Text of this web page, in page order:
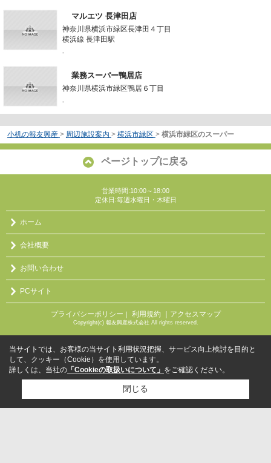
マルエツ 長津田店
神奈川県横浜市緑区長津田４丁目
横浜線 長津田駅
-
業務スーパー鴨居店
神奈川県横浜市緑区鴨居６丁目
-
小机の報友興産 > 周辺施設案内 > 横浜市緑区 > 横浜市緑区のスーパー
ページトップに戻る
営業時間:10:00～18:00
定休日:毎週水曜日・木曜日
ホーム
会社概要
お問い合わせ
PCサイト
プライバシーポリシー ｜ 利用規約 ｜アクセスマップ
Copyright(c) 報友興産株式会社 All rights reserved.
当サイトでは、お客様の当サイト利用状況把握、サービス向上検討を目的と
して、クッキー（Cookie）を使用しています。
詳しくは、当社の 「Cookieの取扱いについて」 をご確認ください。
閉じる